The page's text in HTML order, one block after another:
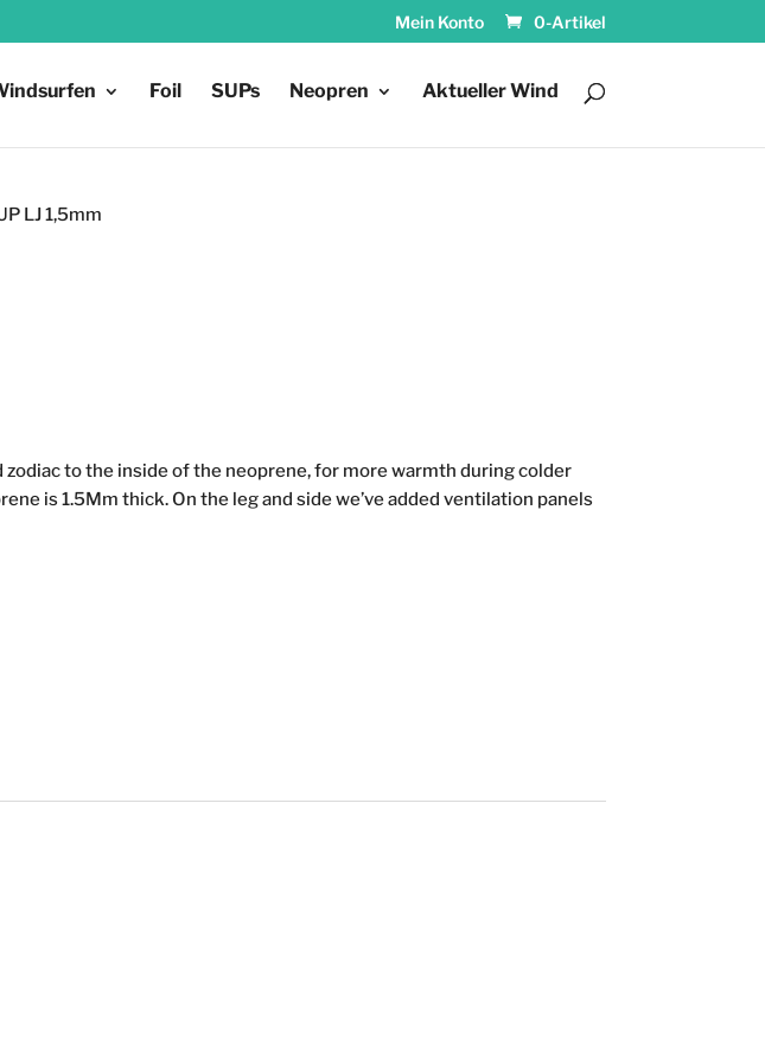
Mein Konto 0-Artikel
Foil SUPs Neopren Aktueller Wind
LJ 1,5mm
to the inside of the neoprene, for more warmth during colder
is 1.5Mm thick. On the leg and side we’ve added ventilation panels